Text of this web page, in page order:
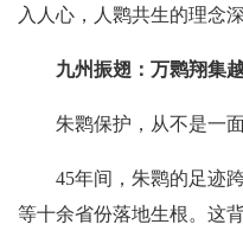
入人心，人鹮共生的理念
九州振翅：万鹮翔集
朱鹮保护，从不是一
45年间，朱鹮的足迹
等十余省份落地生根。这